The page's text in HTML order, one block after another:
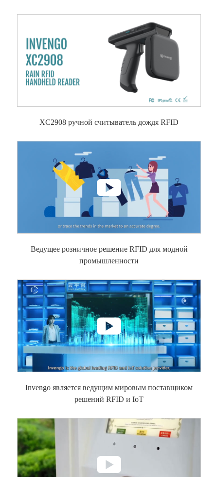
XC2908 ручной считыватель дождя RFID

Ведущее розничное решение RFID для модной
промышленности

Invengo является ведущим мировым поставщиком
решений RFID и IoT
